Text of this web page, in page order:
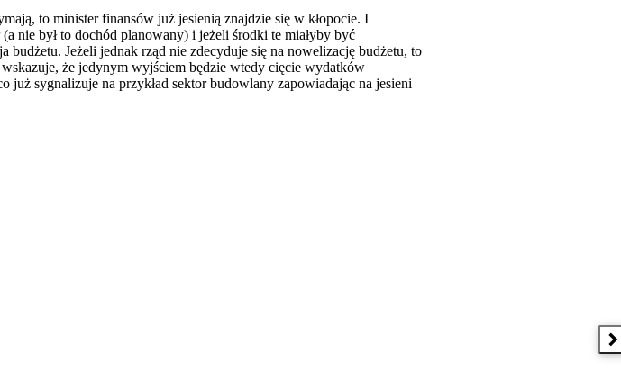
to minister finansów już jesienią znajdzie się w kłopocie. I
nie był to dochód planowany) i jeżeli środki te miałyby być
Jeżeli jednak rząd nie zdecyduje się na nowelizację budżetu, to
że jedynym wyjściem będzie wtedy cięcie wydatków
sygnalizuje na przykład sektor budowlany zapowiadając na jesieni